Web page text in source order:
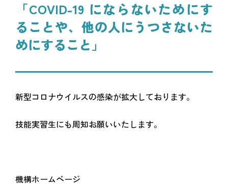
「COVID-19 にならないためにす
ることや、他の人にうつさないた
めにすること」
新型コロナウイルスの感染が拡大しております。
技能実習生にも周知お願いいたします。
機構ホームページ